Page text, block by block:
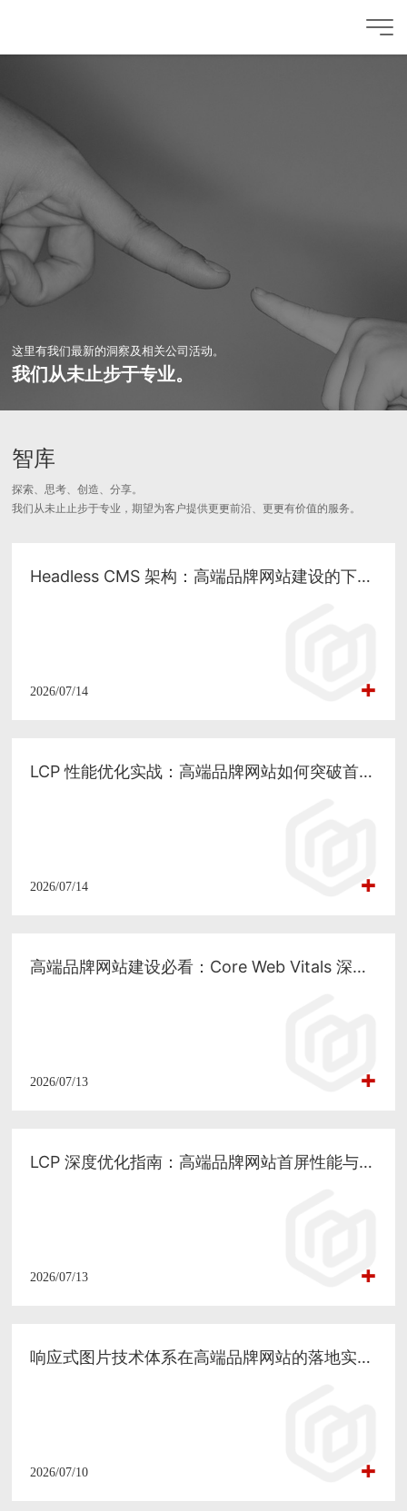
这里有我们最新的洞察及相关公司活动。
我们从未止步于专业。
智库
探索、思考、创造、分享。
我们从未⽌止步于专业，期望为客户提供更更前沿、更更有价值的服务。
Headless CMS 架构：高端品牌网站建设的下一代技术方案与 SEO 落地实践
2026/07/14
LCP 性能优化实战：高端品牌网站如何突破首屏加载瓶颈与 SEO 增长
2026/07/14
高端品牌网站建设必看：Core Web Vitals 深度优化与性能工程化落地
2026/07/13
LCP 深度优化指南：高端品牌网站首屏性能与 SEO 双提升的技术方案
2026/07/13
响应式图片技术体系在高端品牌网站的落地实践：兼顾视觉质感与 SEO 性能
2026/07/10